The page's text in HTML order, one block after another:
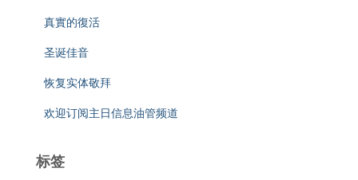
真實的復活
圣诞佳音
恢复实体敬拜
欢迎订阅主日信息油管频道
标签